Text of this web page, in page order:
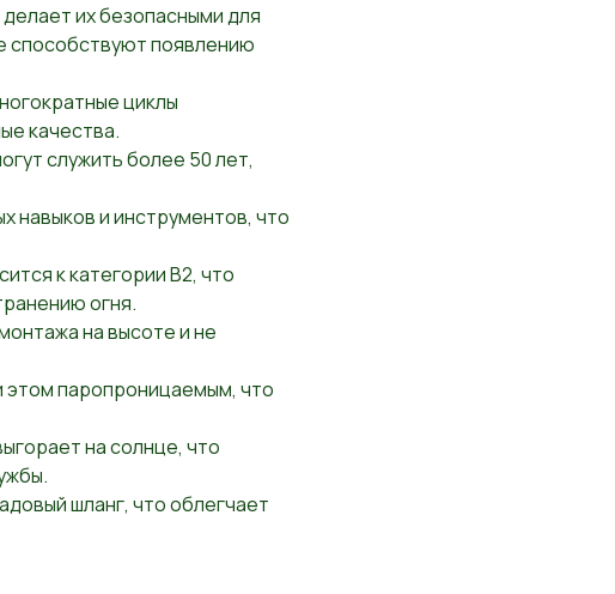
их безопасными для
способствуют появлению
циклы
качества.
служить более 50 лет,
навыков и инструментов, что
к категории B2, что
огня.
на высоте и не
этом паропроницаемым, что
на солнце, что
шланг, что облегчает